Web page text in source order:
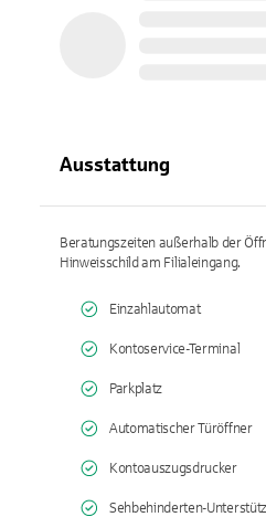
Ausstattung
Beratungszeiten außerhalb der
Hinweisschild am Filialeingang.
Einzahlautomat
Kontoservice-Terminal
Parkplatz
Automatischer Türöffner
Kontoauszugsdrucker
Sehbehinderten-